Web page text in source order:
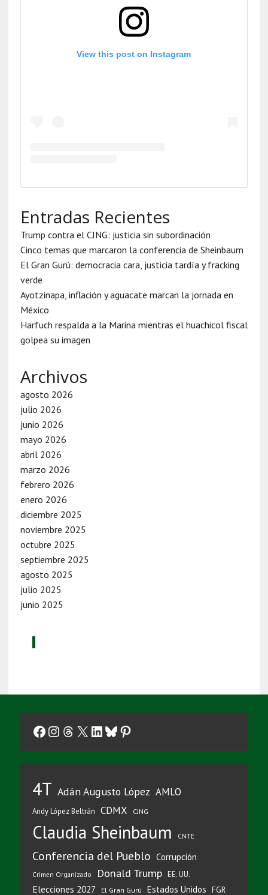
View this post on Instagram
Entradas Recientes
Trump contra el CJNG: justicia sin subordinación
Cinco temas que marcaron la conferencia de Sheinbaum
El Gran Gurú: democracia cara, justicia tardía y fracking
verde
Ayotzinapa, inflación y aguacate marcan la jornada en
México
Harfuch respalda a la Marina mientras el huachicol fiscal
golpea su imagen
Archivos
agosto 2026
julio 2026
junio 2026
mayo 2026
abril 2026
marzo 2026
febrero 2026
enero 2026
diciembre 2025
noviembre 2025
octubre 2025
septiembre 2025
agosto 2025
julio 2025
junio 2025
Facebook
Instagram
Threads
X LinkedIn
Bluesky
Pinterest
4T Adán Augusto López AMLO
Andy López Beltrán CDMX CJNG
Claudia Sheinbaum CNTE
Conferencia del Pueblo Corrupción
Crimen Organizado Donald Trump EE. UU.
Elecciones 2027 El Gran Gurú Estados Unidos FGR